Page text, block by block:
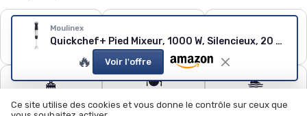
Moulinex
Quickchef+ Pied Mixeur, 1000 W, Silencieux, 20 vitesses, Mode turbo, Accessoires hachoir compact, Hachoir mixeur XL, Fouet DD67L810, Noir
🔥 Voir l'offre
❄️
Puissance de
climatiseur
Capacité de lave-
linge
Robot tondeuse : le
🧹
choisir ?
🍽️
vaisselle
🏊
Ce site utilise des cookies et vous donne le contrôle sur ceux que